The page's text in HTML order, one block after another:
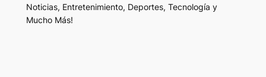
Noticias, Entretenimiento, Deportes, Tecnología y
Mucho Más!